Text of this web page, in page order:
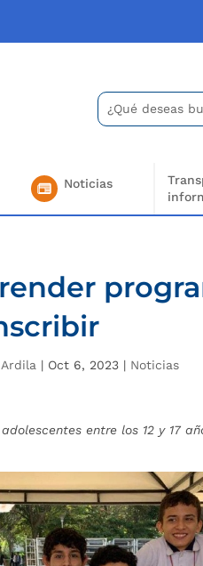
Buscar:
Search
for...
Noticias
| Oct 6, 2023 | Noticias
entre los 12 y 17